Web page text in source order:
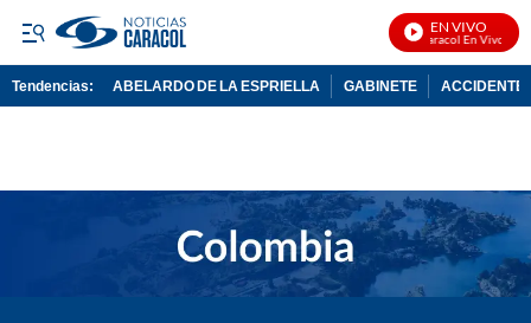
EN VIVO
Noticias Caracol En Vivo
Tendencias: ABELARDO DE LA ESPRIELLA GABINETE ACCIDENTE